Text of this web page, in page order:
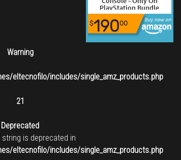
PlayStation Bundle
$19000
Warning
eltecnofilo/includes/single_amz_products.php
21
Deprecated
is deprecated in
eltecnofilo/includes/single_amz_products.php